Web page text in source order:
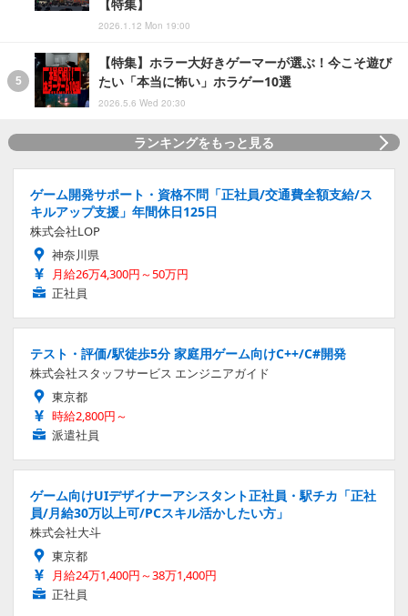
【特集】
2026.1.12 Mon 19:00
【特集】ホラー大好きゲーマーが選ぶ！今こそ遊び
たい「本当に怖い」ホラゲー10選
2026.5.6 Wed 20:30
ランキングをもっと見る
ゲーム開発サポート・資格不問「正社員/交通費全額支給/ス
キルアップ支援」年間休日125日
株式会社LOP
神奈川県
月給26万4,300円～50万円
正社員
テスト・評価/駅徒歩5分 家庭用ゲーム向けC++/C#開発
株式会社スタッフサービス エンジニアガイド
東京都
時給2,800円～
派遣社員
ゲーム向けUIデザイナーアシスタント正社員・駅チカ「正社
員/月給30万以上可/PCスキル活かしたい方」
株式会社大斗
東京都
月給24万1,400円～38万1,400円
正社員